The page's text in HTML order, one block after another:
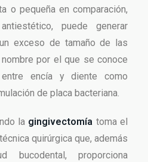
o pequeña en comparación,
puede generar
exceso de tamaño de las
nombre por el que se conoce
encía y diente como
de placa bacteriana.
la gingivectomía toma el
quirúrgica que, además
proporciona